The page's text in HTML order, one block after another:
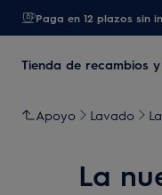
Paga en 12 plazos sin
Tienda de recambios
Apoyo Lavado
La